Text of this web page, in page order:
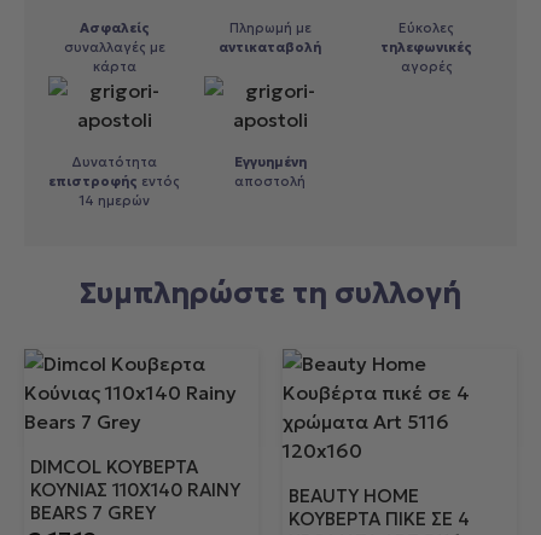
Ασφαλείς
συναλλαγές με
κάρτα
Πληρωμή με
αντικαταβολή
Εύκολες
τηλεφωνικές
αγορές
Δυνατότητα
επιστροφής εντός
14 ημερών
Εγγυημένη
αποστολή
Συμπληρώστε τη συλλογή
DIMCOL ΚΟΥΒΕΡΤΑ
ΚΟΎΝΙΑΣ 110X140 RAINY
BEARS 7 GREY
BEAUTY HOME
ΚΟΥΒΈΡΤΑ ΠΙΚΈ ΣΕ 4